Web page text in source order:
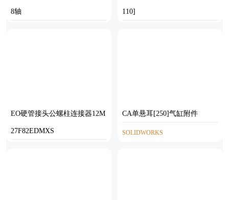
8轴 110]
EO硬管接头公螺柱连接器12M
27F82EDMXS
CA单悬耳[250]气缸附件
SOLIDWORKS